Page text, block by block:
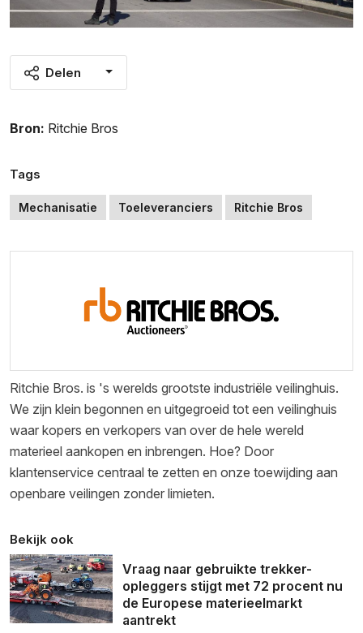
Delen
Bron: Ritchie Bros
Tags
Mechanisatie Toeleveranciers Ritchie Bros
Ritchie Bros. is 's werelds grootste industriële veilinghuis.
We zijn klein begonnen en uitgegroeid tot een veilinghuis
waar kopers en verkopers van over de hele wereld
materieel aankopen en inbrengen. Hoe? Door
klantenservice centraal te zetten en onze toewijding aan
openbare veilingen zonder limieten.
Bekijk ook
Vraag naar gebruikte trekker-
opleggers stijgt met 72 procent nu
de Europese materieelmarkt
aantrekt